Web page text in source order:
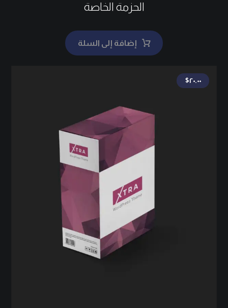
الحزمة الخاصة
إضافة إلى السلة
$٢٠.٠٠